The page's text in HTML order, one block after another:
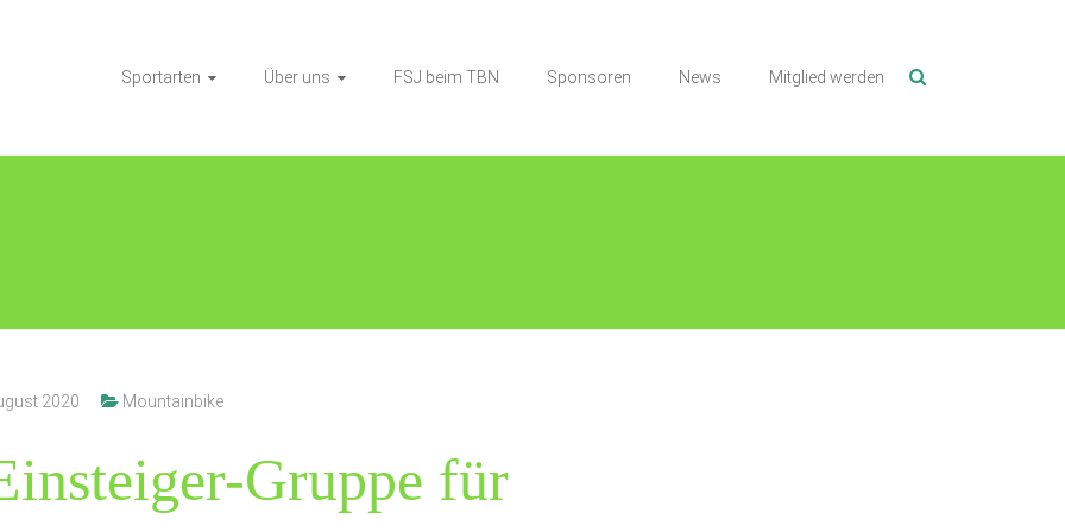
Sportarten Über uns FSJ beim TBN Sponsoren News Mitglied werden
2020 Mountainbike
Gruppe für